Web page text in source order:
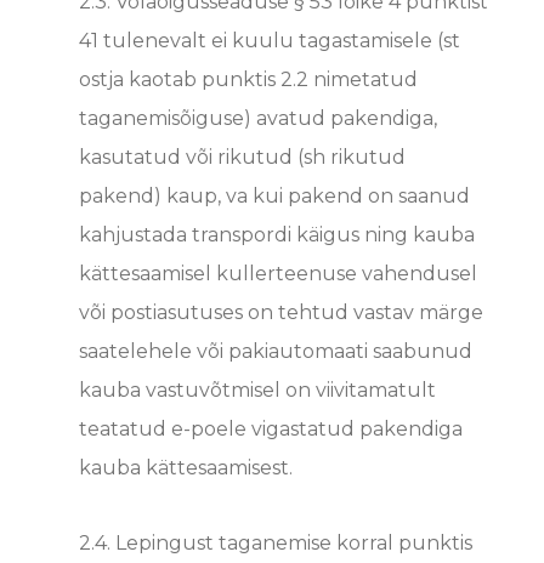
41 tulenevalt ei kuulu tagastamisele (st
ostja kaotab punktis 2.2 nimetatud
taganemisõiguse) avatud pakendiga,
kasutatud või rikutud (sh rikutud
pakend) kaup, va kui pakend on saanud
kahjustada transpordi käigus ning kauba
kättesaamisel kullerteenuse vahendusel
või postiasutuses on tehtud vastav märge
saatelehele või pakiautomaati saabunud
kauba vastuvõtmisel on viivitamatult
teatatud e-poele vigastatud pakendiga
kauba kättesaamisest.
2.4. Lepingust taganemise korral punktis